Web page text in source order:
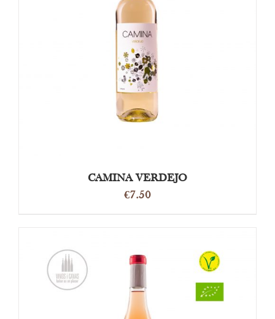
OPTIES SELECTEREN
CAMINA VERDEJO
€7.50